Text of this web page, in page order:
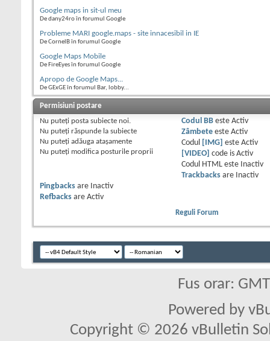
Google maps in sit-ul meu
De dany24ro în forumul Google
Probleme MARI google.maps - site innacesibil in IE
De CornelB în forumul Google
Google Maps Mobile
De FireEyes în forumul Google
Apropo de Google Maps...
De GExGE în forumul Bar, lobby...
Permisiuni postare
Nu puteţi posta subiecte noi.
Nu puteţi răspunde la subiecte
Nu puteţi adăuga ataşamente
Nu puteţi modifica posturile proprii
Codul BBeste Activ
Zâmbeteeste Activ
Codul
[IMG] este Activ
[VIDEO] code is Activ
Codul HTML este
Inactiv
Trackbacksare
Inactiv
Pingbacks are
Inactiv
Refbacks are Activ
Reguli Forum
Fus orar:
Powered by
Copyright © 2026 vBulletin